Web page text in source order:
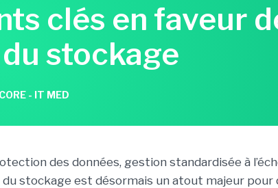
clés en faveur
stockage
- IT MED
des données, gestion standardisée à
stockage est désormais un atout majeur pour